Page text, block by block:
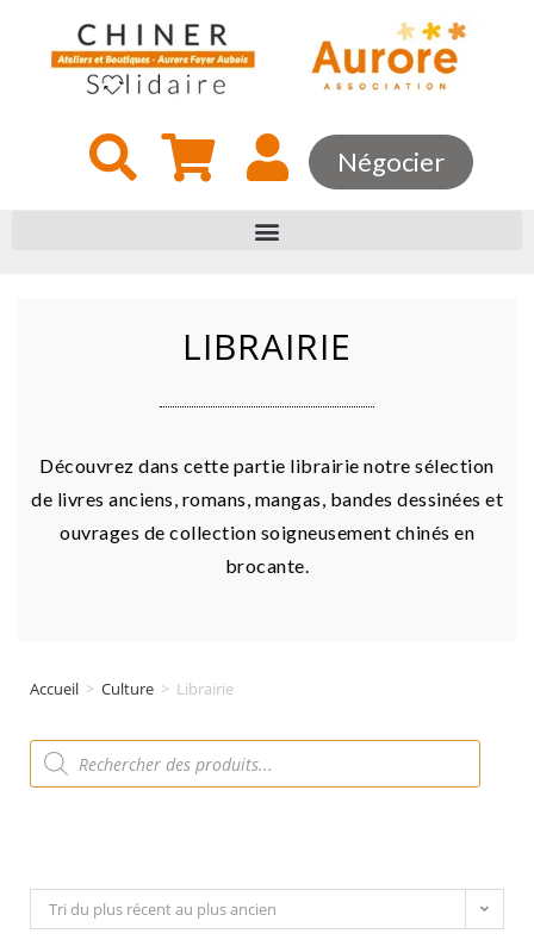
Négocier
LIBRAIRIE
Découvrez dans cette partie librairie notre sélection
de livres anciens, romans, mangas, bandes dessinées et
ouvrages de collection soigneusement chinés en
brocante.
Accueil > Culture > Librairie
Tri du plus récent au plus ancien